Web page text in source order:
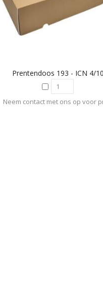
Prentendoos 193 - ICN 4/10
Neem contact met ons op voor